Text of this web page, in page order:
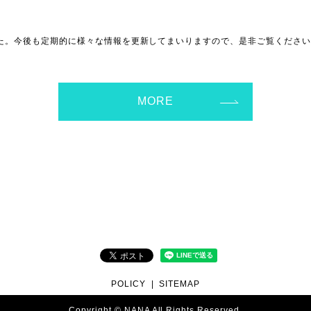
今後も定期的に様々な情報を更新してまいりますので、是非ご覧くださ
MORE
POLICY SITEMAP